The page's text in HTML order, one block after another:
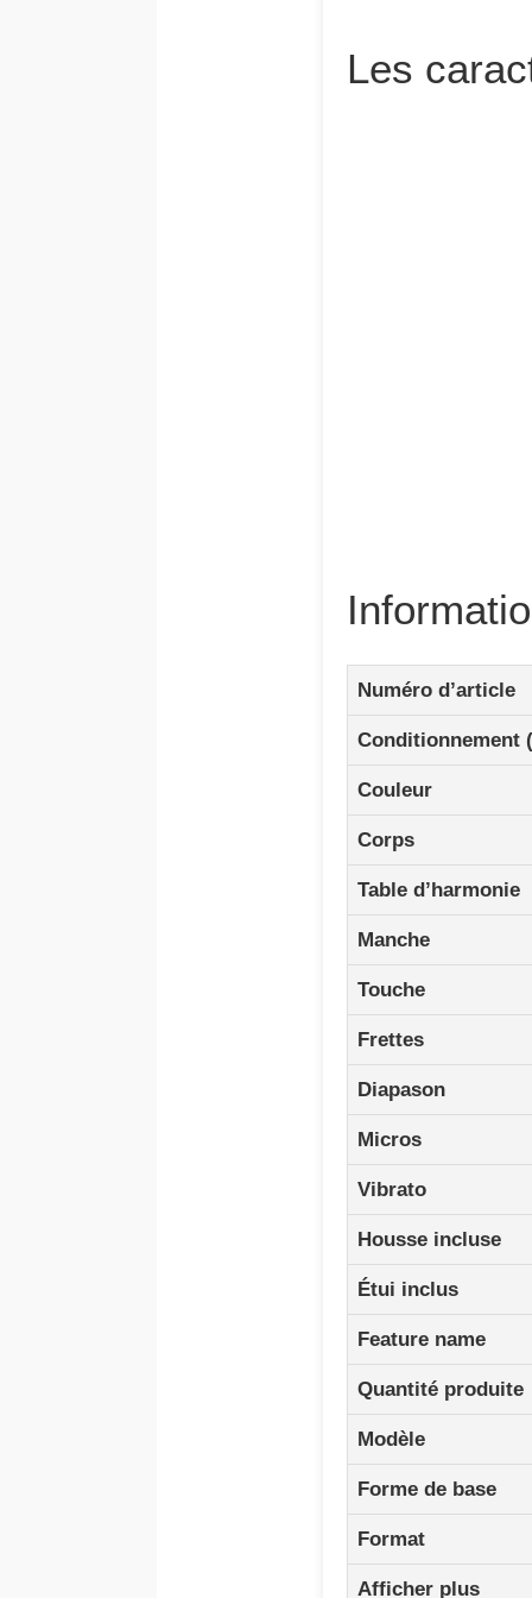
Les
Numéro d’article
Conditionnement
Couleur
Corps
Table d’harmonie
Manche
Touche
Frettes
Diapason
Micros
Vibrato
Housse incluse
Étui inclus
Feature name
Quantité produite
Modèle
Forme de base
Format
Afficher plus